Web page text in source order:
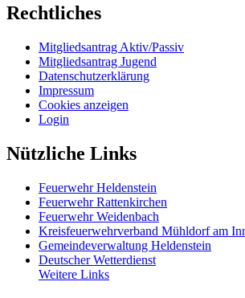
Rechtliches
Mitgliedsantrag Aktiv/Passiv
Mitgliedsantrag Jugend
Datenschutzerklärung
Impressum
Cookies anzeigen
Login
Nützliche Links
Feuerwehr Heldenstein
Feuerwehr Rattenkirchen
Feuerwehr Weidenbach
Kreisfeuerwehrverband Mühldorf am
Gemeindeverwaltung Heldenstein
Deutscher Wetterdienst
Weitere Links